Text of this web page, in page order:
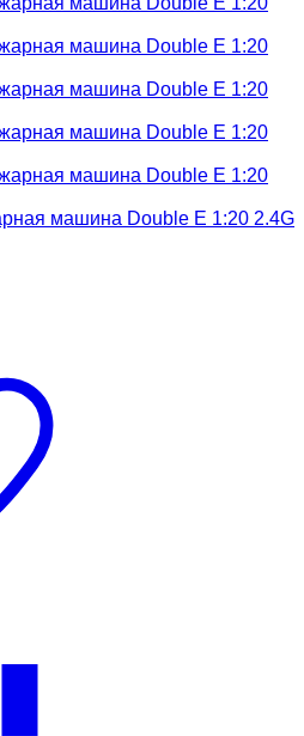
машина Double E 1:20 2.4G